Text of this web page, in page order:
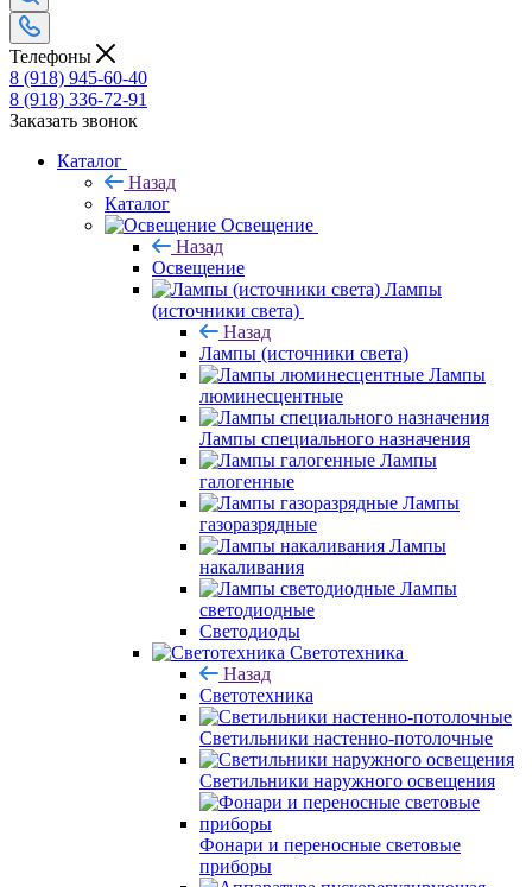
Телефоны
8 (918) 945-60-40
8 (918) 336-72-91
Заказать звонок
Каталог
Назад
Каталог
Освещение
Назад
Освещение
Лампы
(источники света)
Назад
Лампы (источники света)
Лампы
люминесцентные
Лампы специального назначения
Лампы
галогенные
Лампы
газоразрядные
Лампы
накаливания
Лампы
светодиодные
Светодиоды
Светотехника
Назад
Светотехника
Светильники настенно-потолочные
Светильники наружного освещения
Фонари и переносные световые
приборы